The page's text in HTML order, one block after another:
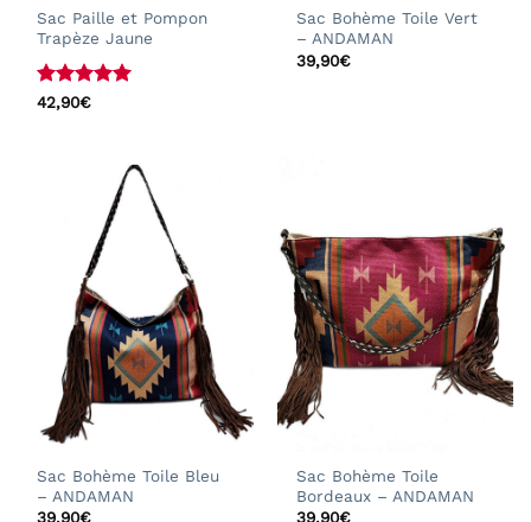
Sac Paille et Pompon
Trapèze Jaune
Note5
42,90€
Sac Bohème Toile Vert
– ANDAMAN
39,90€
Sac Bohème Toile Bleu
– ANDAMAN
39,90€
Sac Bohème Toile
Bordeaux – ANDAMAN
39,90€